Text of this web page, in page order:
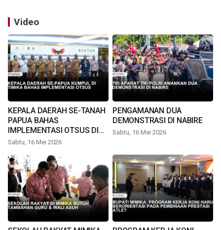
Video
KEPALA DAERAH SE-TANAH
PAPUA BAHAS
IMPLEMENTASI OTSUS DI
TIMIKA
Sabtu, 16 Mei 2026
PENGAMANAN DUA
DEMONSTRASI DI NABIRE
Sabtu, 16 Mei 2026